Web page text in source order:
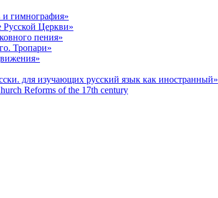
и гимнография»
Русской Церкви»
пения»
Тропари»
для изучающих русский язык как иностранный»
Reforms of the 17th century